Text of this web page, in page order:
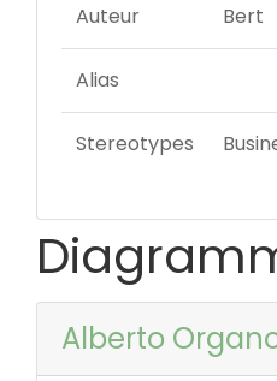
Auteur Bert
Alias
Stereotypes
Alberto